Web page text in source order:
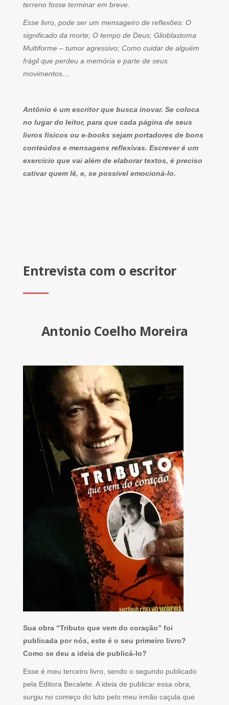
terreno fosse terminar em breve.
Esse livro, pode ser um mensageiro de reflexões: O
significado da morte; O tempo de Deus; Glioblastoma
Multiforme – tumor agressivo; Como cuidar de alguém
frágil que perdeu a memória e parte de seus
movimentos…
Antônio é um escritor que busca inovar. Se coloca
no lugar do leitor, para que cada página de seus
livros físicos ou e-books sejam portadores de bons
conteúdos e mensagens reflexivas. Escrever é um
exercício que vai além de elaborar textos, é preciso
cativar quem lê, e, se possível emocioná-lo.
Entrevista com o escritor
Antonio Coelho Moreira
Sua obra “Tributo que vem do coração” foi
publicada por nós, este é o seu primeiro livro?
Como se deu a ideia de publicá-lo?
Esse é meu terceiro livro, sendo o segundo publicado
pela Editora Becalete. A ideia de publicar essa obra,
surgiu no começo do luto pelo meu irmão caçula que